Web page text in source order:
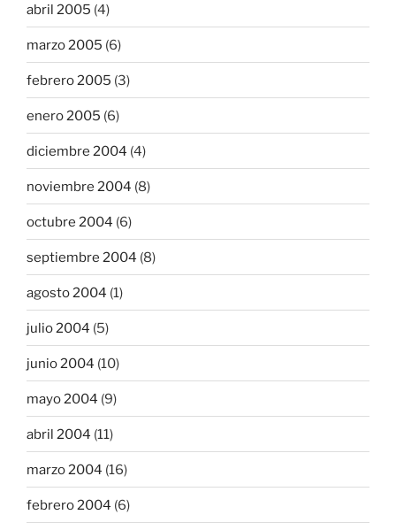
abril 2005 (4)
marzo 2005 (6)
febrero 2005 (3)
enero 2005 (6)
diciembre 2004 (4)
noviembre 2004 (8)
octubre 2004 (6)
septiembre 2004 (8)
agosto 2004 (1)
julio 2004 (5)
junio 2004 (10)
mayo 2004 (9)
abril 2004 (11)
marzo 2004 (16)
febrero 2004 (6)